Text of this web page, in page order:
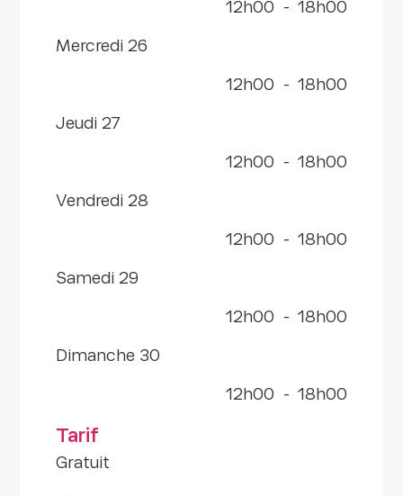
12h00 - 18h00
mercredi 26
12h00 - 18h00
jeudi 27
12h00 - 18h00
vendredi 28
12h00 - 18h00
samedi 29
12h00 - 18h00
dimanche 30
12h00 - 18h00
Tarif
Gratuit